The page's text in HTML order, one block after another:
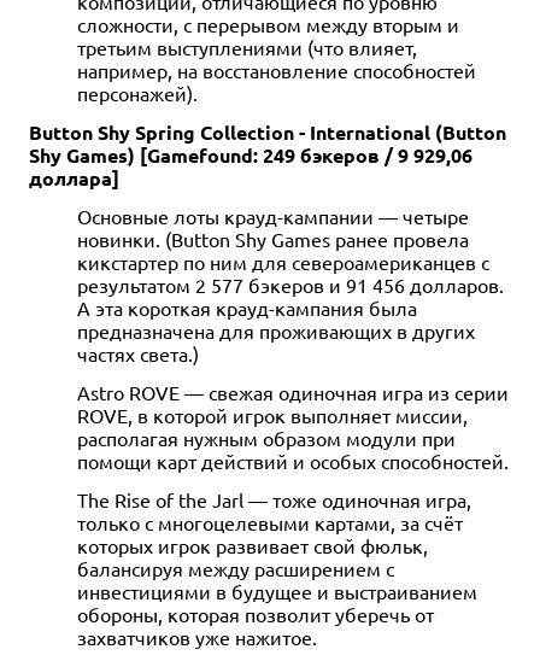
сложности, с перерывом между вторым и
третьим выступлениями (что влияет,
например, на восстановление способностей
персонажей).
Button Shy Spring Collection - International (Button
Shy Games) [Gamefound: 249 бэкеров / 9 929,06
доллара]
Основные лоты крауд-кампании — четыре
новинки. (Button Shy Games ранее провела
кикстартер по ним для североамериканцев с
результатом 2 577 бэкеров и 91 456 долларов.
А эта короткая крауд-кампания была
предназначена для проживающих в других
частях света.)
Astro ROVE — свежая одиночная игра из серии
ROVE, в которой игрок выполняет миссии,
располагая нужным образом модули при
помощи карт действий и особых способностей.
The Rise of the Jarl — тоже одиночная игра,
только с многоцелевыми картами, за счёт
которых игрок развивает свой фюльк,
балансируя между расширением с
инвестициями в будущее и выстраиванием
обороны, которая позволит уберечь от
захватчиков уже нажитое.